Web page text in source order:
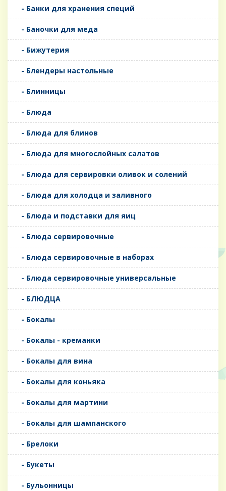
- Банки для хранения специй
- Баночки для меда
- Бижутерия
- Блендеры настольные
- Блинницы
- Блюда
- Блюда для блинов
- Блюда для многослойных салатов
- Блюда для сервировки оливок и солений
- Блюда для холодца и заливного
- Блюда и подставки для яиц
- Блюда сервировочные
- Блюда сервировочные в наборах
- Блюда сервировочные универсальные
- БЛЮДЦА
- Бокалы
- Бокалы - креманки
- Бокалы для вина
- Бокалы для коньяка
- Бокалы для мартини
- Бокалы для шампанского
- Брелоки
- Букеты
- Бульонницы